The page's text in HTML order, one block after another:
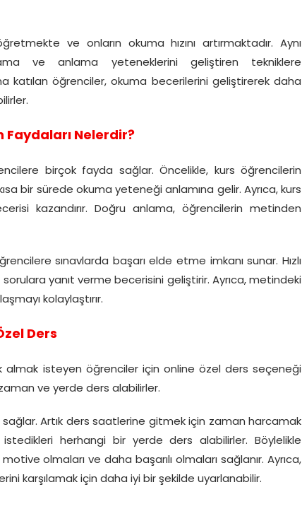
ve onların okuma hızını artırmaktadır. Aynı
ve anlama yeteneklerini geliştiren tekniklere
katılan öğrenciler, okuma becerilerini geliştirerek daha
Faydaları Nelerdir?
birçok fayda sağlar. Öncelikle, kurs öğrencilerin
bir sürede okuma yeteneği anlamına gelir. Ayrıca, kurs
kazandırır. Doğru anlama, öğrencilerin metinden
sınavlarda başarı elde etme imkanı sunar. Hızlı
yanıt verme becerisini geliştirir. Ayrıca, metindeki
kolaylaştırır.
Ders
almak isteyen öğrenciler için online özel ders seçeneği
ve yerde ders alabilirler.
Artık ders saatlerine gitmek için zaman harcamak
istedikleri herhangi bir yerde ders alabilirler. Böylelikle
olmaları ve daha başarılı olmaları sağlanır. Ayrıca,
karşılamak için daha iyi bir şekilde uyarlanabilir.